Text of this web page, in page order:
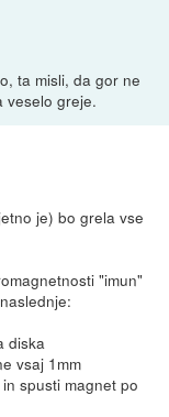
ta misli, da gor ne
veselo greje.
je) bo grela vse
"imun"
diska
vsaj 1mm
spusti magnet po